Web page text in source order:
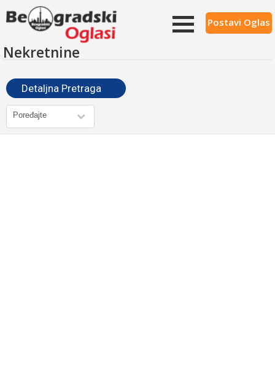
Postavi Oglas
Nekretnine
Detaljna Pretraga